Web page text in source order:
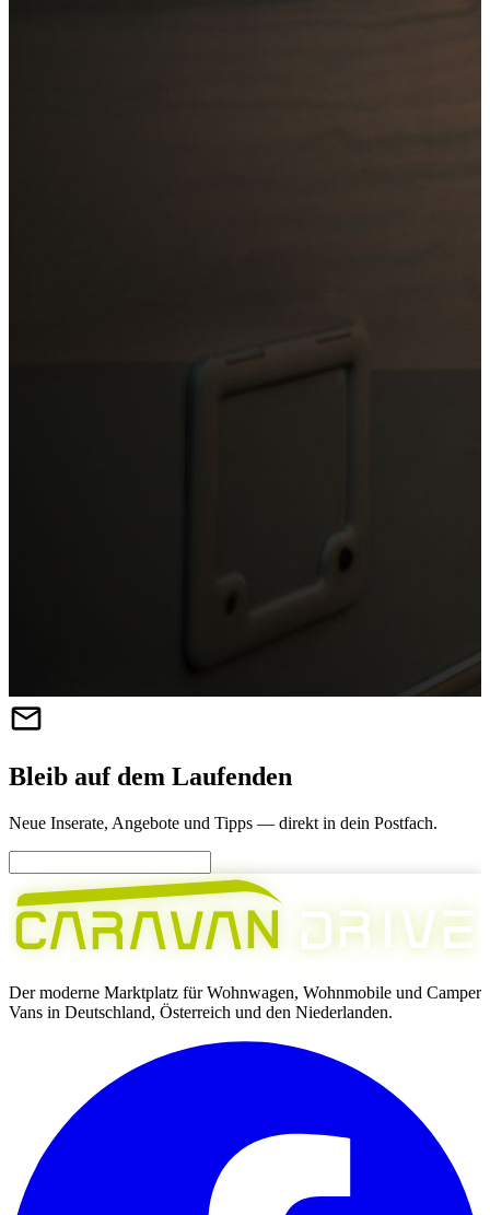
mail
Bleib auf dem Laufenden
Neue Inserate, Angebote und Tipps — direkt in dein Postfach.
CARAVAN DRIVE
Der moderne Marktplatz für Wohnwagen, Wohnmobile und Camper
Vans in Deutschland, Österreich und den Niederlanden.